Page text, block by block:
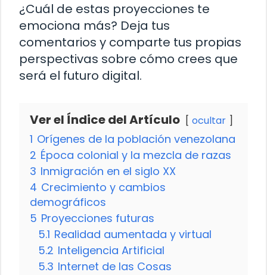
¿Cuál de estas proyecciones te
emociona más? Deja tus
comentarios y comparte tus propias
perspectivas sobre cómo crees que
será el futuro digital.
Ver el Índice del Artículo ocultar
1 Orígenes de la población venezolana
2 Época colonial y la mezcla de razas
3 Inmigración en el siglo XX
4 Crecimiento y cambios
demográficos
5 Proyecciones futuras
5.1 Realidad aumentada y virtual
5.2 Inteligencia Artificial
5.3 Internet de las Cosas